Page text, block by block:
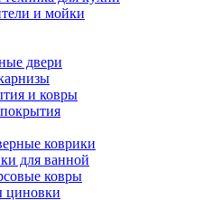
и мойки
двери
и ковры
коврики
для ванной
ковры
циновки